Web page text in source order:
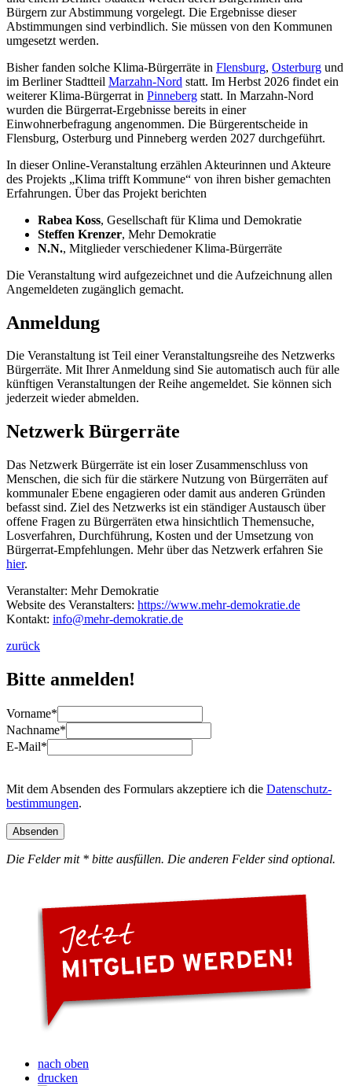
Bürgern zur Abstimmung vorgelegt. Die Ergebnisse dieser
Abstimmungen sind verbindlich. Sie müssen von den Kommunen
umgesetzt werden.
Bisher fanden solche Klima-Bürgerräte in Flensburg, Osterburg und
im Berliner Stadtteil Marzahn-Nord statt. Im Herbst 2026 findet ein
weiterer Klima-Bürgerrat in Pinneberg statt. In Marzahn-Nord
wurden die Bürgerrat-Ergebnisse bereits in einer
Einwohnerbefragung angenommen. Die Bürgerentscheide in
Flensburg, Osterburg und Pinneberg werden 2027 durchgeführt.
In dieser Online-Veranstaltung erzählen Akteurinnen und Akteure
des Projekts „Klima trifft Kommune“ von ihren bisher gemachten
Erfahrungen. Über das Projekt berichten
Rabea Koss, Gesellschaft für Klima und Demokratie
Steffen Krenzer, Mehr Demokratie
N.N., Mitglieder verschiedener Klima-Bürgerräte
Die Veranstaltung wird aufgezeichnet und die Aufzeichnung allen
Angemeldeten zugänglich gemacht.
Anmeldung
Die Veranstaltung ist Teil einer Veranstaltungsreihe des Netzwerks
Bürgerräte. Mit Ihrer Anmeldung sind Sie automatisch auch für alle
künftigen Veranstaltungen der Reihe angemeldet. Sie können sich
jederzeit wieder abmelden.
Netzwerk Bürgerräte
Das Netzwerk Bürgerräte ist ein loser Zusammenschluss von
Menschen, die sich für die stärkere Nutzung von Bürgerräten auf
kommunaler Ebene engagieren oder damit aus anderen Gründen
befasst sind. Ziel des Netzwerks ist ein ständiger Austausch über
offene Fragen zu Bürgerräten etwa hinsichtlich Themensuche,
Losverfahren, Durchführung, Kosten und der Umsetzung von
Bürgerrat-Empfehlungen. Mehr über das Netzwerk erfahren Sie
hier.
Veranstalter: Mehr Demokratie
Website des Veranstalters: https://www.mehr-demokratie.de
Kontakt: info@mehr-demokratie.de
zurück
Bitte anmelden!
Vorname*
Nachname*
E-Mail*
Mit dem Absenden des Formulars akzeptiere ich die Datenschutz­
bestimmungen.
Absenden
Die Felder mit * bitte ausfüllen. Die anderen Felder sind optional.
nach oben
drucken